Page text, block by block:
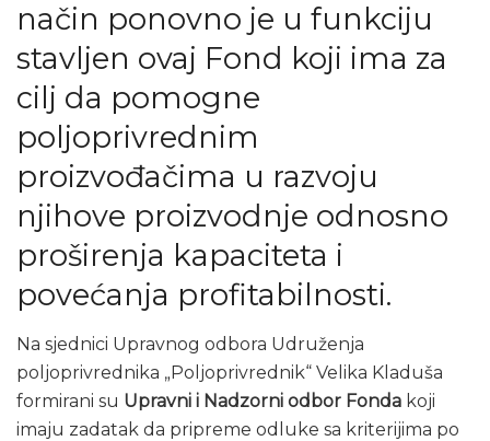
način ponovno je u funkciju
stavljen ovaj Fond koji ima za
cilj da pomogne
poljoprivrednim
proizvođačima u razvoju
njihove proizvodnje odnosno
proširenja kapaciteta i
povećanja profitabilnosti.
Na sjednici Upravnog odbora Udruženja
poljoprivrednika „Poljoprivrednik“ Velika Kladuša
formirani su Upravni i Nadzorni odbor Fonda koji
imaju zadatak da pripreme odluke sa kriterijima po